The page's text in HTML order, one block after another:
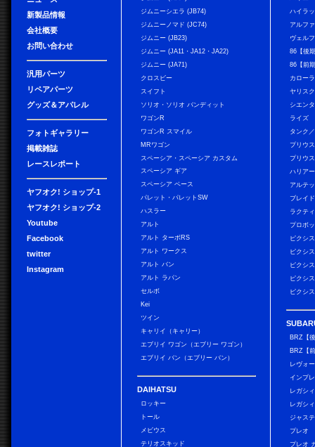
新製品情報
会社概要
お問い合わせ
汎用パーツ
リペアパーツ
グッズ＆アパレル
フォトギャラリー
掲載雑誌
レースレポート
ヤフオク! ショップ-1
ヤフオク! ショップ-2
Youtube
Facebook
twitter
Instagram
ジムニーシエラ (JB74)
ジムニーノマド (JC74)
ジムニー (JB23)
ジムニー (JA11・JA12・JA22)
ジムニー (JA71)
クロスビー
スイフト
ソリオ・ソリオ バンディット
ワゴンR
ワゴンR スマイル
MRワゴン
スペーシア・スペーシア カスタム
スペーシア ギア
スペーシア ベース
パレット・パレットSW
ハスラー
アルト
アルト ターボRS
アルト ワークス
アルト バン
アルト ラパン
セルボ
Kei
ツイン
キャリイ（キャリー）
エブリイ ワゴン（エブリー ワゴン）
エブリイ バン（エブリー バン）
DAIHATSU
ロッキー
トール
メビウス
テリオスキッド
ハイラ
アルフ
ヴェル
86【後
86【前
カロー
ヤリス
シエンタ
ライズ
タンク
プリウス
プリウ
ハリアー
アルテ
ブレイド
ラクテ
プロボ
ピクシ
ピクシ
ピクシ
ピクシ
ピクシ
BRZ【
BRZ【
レヴォ
インプ
レガシ
レガシ
ジャス
プレオ
プレオ